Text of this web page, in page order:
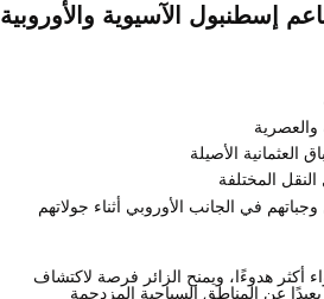
إسطنبول الآسيوية والأوروبية
والعصرية
العثمانية الأصيلة
المختلفة
في الجانب الأوروبي أثناء جولاتهم
أكثر هدوءًا، ويمنح الزائر فرصة لاكتشاف
عن المناطق السياحية المزدحمة